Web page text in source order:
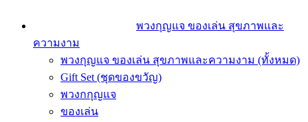
พวงกุญแจ ของเล่น สุขภาพและ
ความงาม
พวงกุญแจ ของเล่น สุขภาพและความงาม (ทั้งหมด)
Gift Set (ชุดของขวัญ)
พวงกกุญแจ
ของเล่น